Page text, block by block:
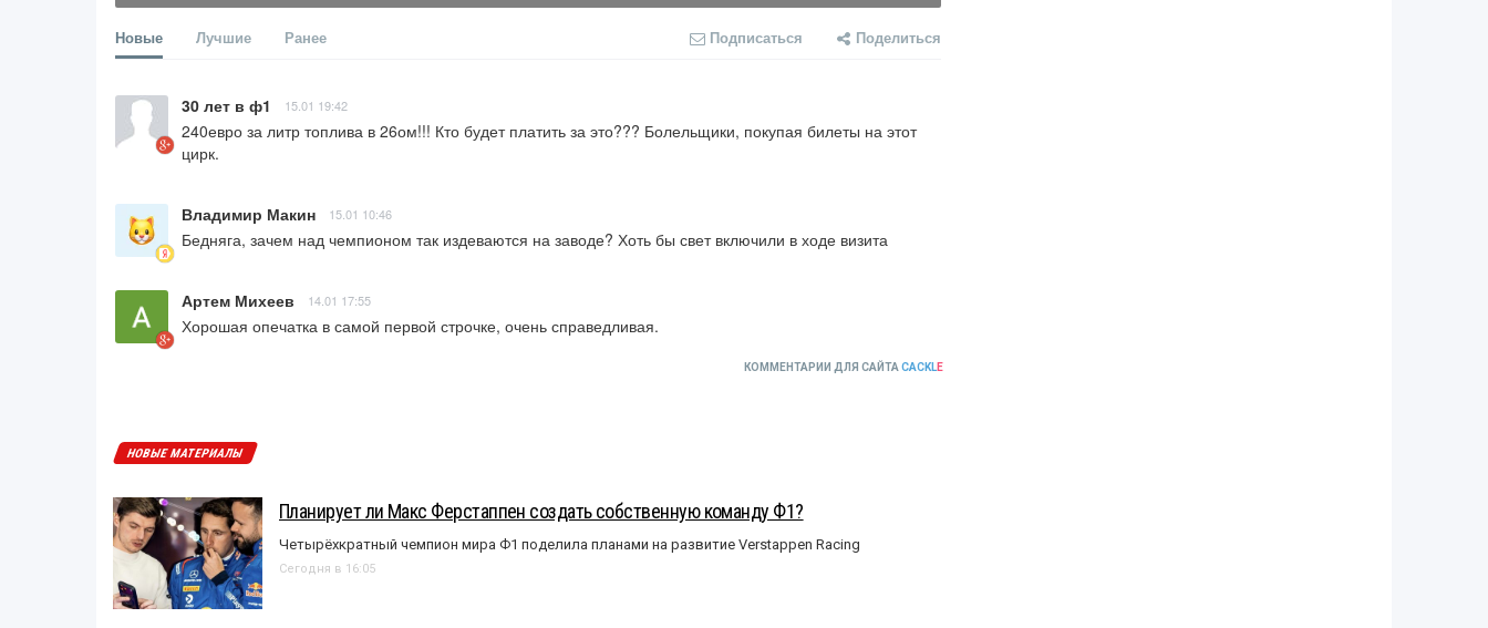
Новые Лучшие Ранее Подписаться Поделиться
30 лет в ф1 15.01 19:42
240евро за литр топлива в 26ом!!! Кто будет платить за это??? Болельщики, покупая билеты на этот
цирк.
Владимир Макин 15.01 10:46
Бедняга, зачем над чемпионом так издеваются на заводе? Хоть бы свет включили в ходе визита
Артем Михеев 14.01 17:55
Хорошая опечатка в самой первой строчке, очень справедливая.
КОММЕНТАРИИ ДЛЯ САЙТА CACKLE
НОВЫЕ МАТЕРИАЛЫ
Планирует ли Макс Ферстаппен создать собственную команду Ф1?
Четырёхкратный чемпион мира Ф1 поделила планами на развитие Verstappen Racing
Сегодня в 16:05